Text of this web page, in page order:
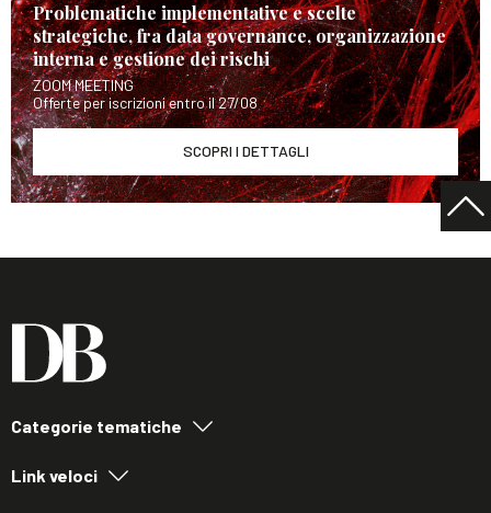
Problematiche implementative e scelte
strategiche, fra data governance, organizzazione
interna e gestione dei rischi
ZOOM MEETING
Offerte per iscrizioni entro il 27/08
SCOPRI I DETTAGLI
Categorie tematiche
Link veloci